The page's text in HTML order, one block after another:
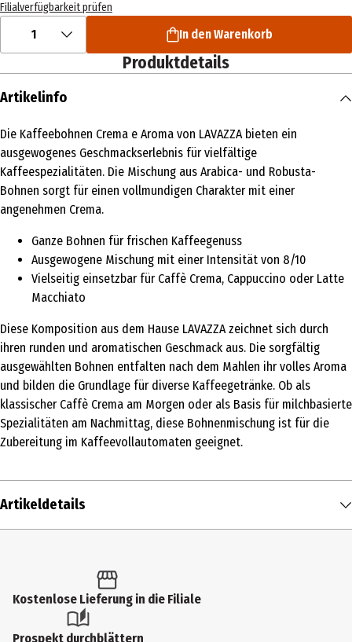
Filialverfügbarkeit prüfen
1 In den Warenkorb
Produktdetails
Artikelinfo
Die Kaffeebohnen Crema e Aroma von LAVAZZA bieten ein
ausgewogenes Geschmackserlebnis für vielfältige
Kaffeespezialitäten. Die Mischung aus Arabica- und Robusta-
Bohnen sorgt für einen vollmundigen Charakter mit einer
angenehmen Crema.
Ganze Bohnen für frischen Kaffeegenuss
Ausgewogene Mischung mit einer Intensität von 8/10
Vielseitig einsetzbar für Caffè Crema, Cappuccino oder Latte
Macchiato
Diese Komposition aus dem Hause LAVAZZA zeichnet sich durch
ihren runden und aromatischen Geschmack aus. Die sorgfältig
ausgewählten Bohnen entfalten nach dem Mahlen ihr volles Aroma
und bilden die Grundlage für diverse Kaffeegetränke. Ob als
klassischer Caffè Crema am Morgen oder als Basis für milchbasierte
Spezialitäten am Nachmittag, diese Bohnenmischung ist für die
Zubereitung im Kaffeevollautomaten geeignet.
Artikeldetails
Produkttyp
Kaffee gemahlen & ganze Bohnen
Kostenlose Lieferung in die Filiale
Prospekt durchblättern